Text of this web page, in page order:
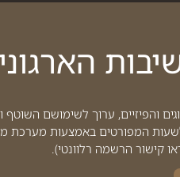
והפיזיים, ערוך לשימושם
המפורטים באמצעות מערכת
קישור הרשמה רלוונטי).